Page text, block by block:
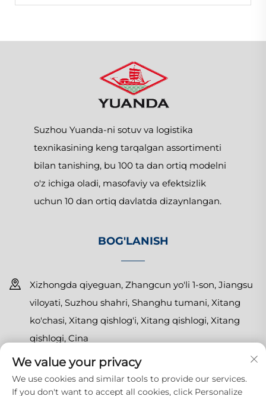
Suzhou Yuanda-ni sotuv va logistika
texnikasining keng tarqalgan assortimenti
bilan tanishing, bu 100 ta dan ortiq modelni
o'z ichiga oladi, masofaviy va efektsizlik
uchun 10 dan ortiq davlatda dizaynlangan.
BOG'LANISH
Xizhongda qiyeguan, Zhangcun yo'li 1-son, Jiangsu
viloyati, Suzhou shahri, Shanghu tumani, Xitang
ko'chasi, Xitang qishlog'i, Xitang qishlogi, Xitang
qishlogi, Cina
+86-15150179453
[email protected]
We value your privacy
We use cookies and similar tools to provide our services.
If you don't want to accept all cookies, click Personalize